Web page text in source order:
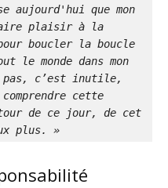
aujourd'hui que mon
plaisir à la
boucler la boucle
le monde dans mon
pas, c’est inutile,
cette
de ce jour, de cet
plus. »